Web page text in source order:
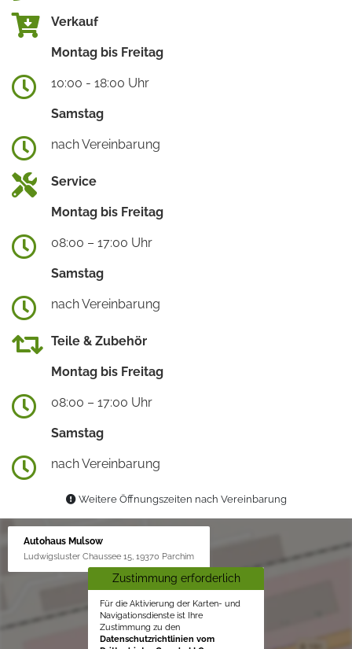
Verkauf
Montag bis Freitag
10:00 - 18:00 Uhr
Samstag
nach Vereinbarung
Service
Montag bis Freitag
08:00 – 17:00 Uhr
Samstag
nach Vereinbarung
Teile & Zubehör
Montag bis Freitag
08:00 – 17:00 Uhr
Samstag
nach Vereinbarung
Weitere Öffnungszeiten nach Vereinbarung
Autohaus Mulsow
Ludwigsluster Chaussee 15, 19370 Parchim
Zustimmung erforderlich
Für die Aktivierung der Karten- und
Navigationsdienste ist Ihre
Zustimmung zu den
Datenschutzrichtlinien vom